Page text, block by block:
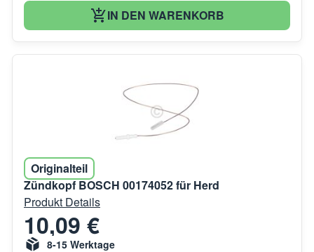
IN DEN WARENKORB
Originalteil
Zündkopf BOSCH 00174052 für Herd
Produkt Details
10,09 €
8-15 Werktage